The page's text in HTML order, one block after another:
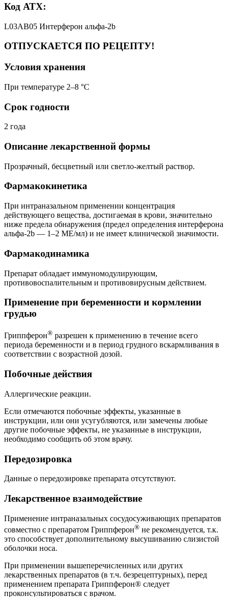
Код АТХ:
L03AB05 Интерферон альфа-2b
ОТПУСКАЕТСЯ ПО РЕЦЕПТУ!
Условия хранения
При температуре 2–8 °C
Срок годности
2 года
Описание лекарственной формы
Прозрачный, бесцветный или светло-желтый раствор.
Фармакокинетика
При интраназальном применении концентрация
действующего вещества, достигаемая в крови, значительно
ниже предела обнаружения (предел определения интерферона
альфа-2b — 1–2 МЕ/мл) и не имеет клинической значимости.
Фармакодинамика
Препарат обладает иммуномодулирующим,
противовоспалительным и противовирусным действием.
Применение при беременности и кормлении
грудью
Гриппферон® разрешен к применению в течение всего
периода беременности и в период грудного вскармливания в
соответствии с возрастной дозой.
Побочные действия
Аллергические реакции.
Если отмечаются побочные эффекты, указанные в
инструкции, или они усугубляются, или замечены любые
другие побочные эффекты, не указанные в инструкции,
необходимо сообщить об этом врачу.
Передозировка
Данные о передозировке препарата отсутствуют.
Лекарственное взаимодействие
Применение интраназальных сосудосуживающих препаратов
совместно с препаратом Гриппферон® не рекомендуется, т.к.
это способствует дополнительному высушиванию слизистой
оболочки носа.
При применении вышеперечисленных или других
лекарственных препаратов (в т.ч. безрецептурных), перед
применением препарата Гриппферон® следует
проконсультироваться с врачом.